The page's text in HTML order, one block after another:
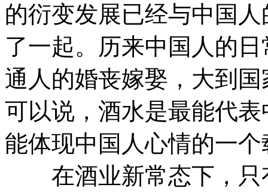
的衍变发展已经与中国
了一起。历来中国人的
通人的婚丧嫁娶，大到
可以说，酒水是最能代
能体现中国人心情的一个
在酒业新常态下，只